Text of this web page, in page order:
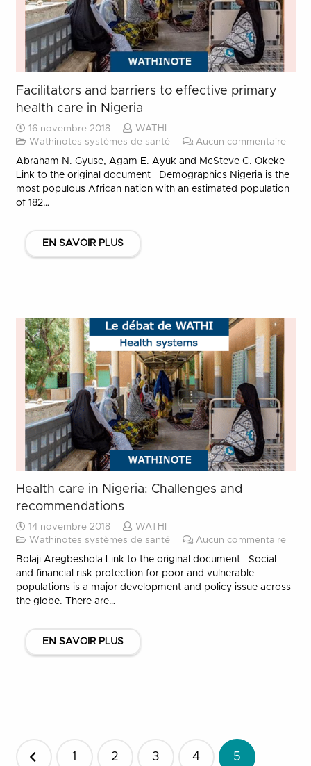
Facilitators and barriers to effective primary
health care in Nigeria
16 novembre 2018
WATHI
Wathinotes systèmes de santé
Aucun commentaire
Abraham N. Gyuse, Agam E. Ayuk and McSteve C. Okeke
Link to the original document Demographics Nigeria is the
most populous African nation with an estimated population
of 182…
EN SAVOIR PLUS
Health care in Nigeria: Challenges and
recommendations
14 novembre 2018
WATHI
Wathinotes systèmes de santé
Aucun commentaire
Bolaji Aregbeshola Link to the original document Social
and financial risk protection for poor and vulnerable
populations is a major development and policy issue across
the globe. There are…
EN SAVOIR PLUS
Pagination
1 2 3 4 5